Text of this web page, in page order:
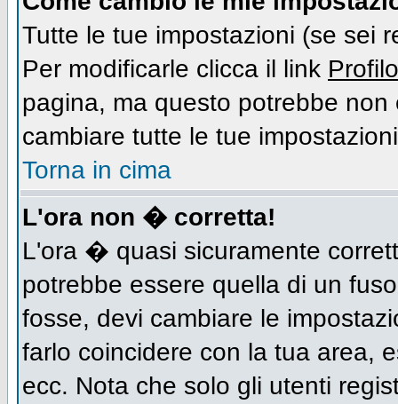
Tutte le tue impostazioni (se sei
Per modificarle clicca il link Profilo
pagina, ma questo potrebbe
cambiare tutte le tue
Torna in cima
L'ora non � corretta!
L'ora � quasi sicuramente
potrebbe essere quella di un
fosse, devi cambiare le
farlo coincidere con la tua area,
ecc. Nota che solo gli utenti